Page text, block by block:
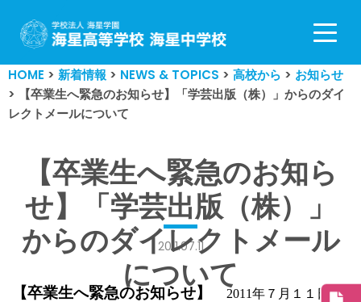
コ
ン
テ
ン
ツ
HOME > 新着情報 > NEWS & TOPICS > 高校から > お知らせ
>
【卒業生へ緊急のお知らせ】「学芸出版（株）」からのダイ
レクトメールについて
【卒業生へ緊急のお知ら
せ】「学芸出版（株）」
からのダイレクトメール
について
2011.07.11
【卒業生へ緊急のお知らせ】 2011年７月１１日